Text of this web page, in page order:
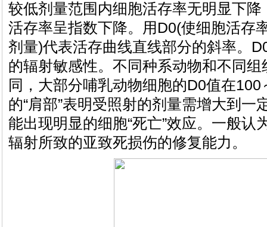
较低剂量范围内细胞活存率无明显下
活存率呈指数下降。用D0(使细胞活存
剂量)代表活存曲线直线部分的斜率。
的辐射敏感性。不同种系动物和不同
同，大部分哺乳动物细胞的D0值在
的“肩部”表明受照射的剂量需增大到一
能出现明显的细胞“死亡”效应。一般认
辐射所致的亚致死损伤的修复能力。